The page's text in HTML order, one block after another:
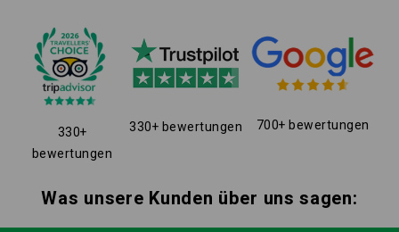
330+
bewertungen
330+ bewertungen 700+ bewertungen
Was unsere Kunden über uns sagen: